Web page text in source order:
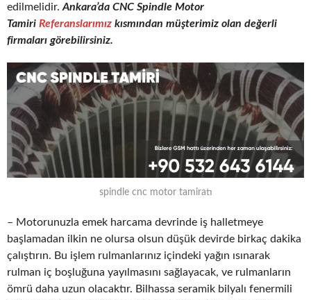
edilmelidir. Ankara’da CNC Spindle Motor
Tamiri Referanslarımız kısmından müşterimiz olan değerli
firmaları görebilirsiniz.
spindle cnc motor tamiratı
– Motorunuzla emek harcama devrinde iş halletmeye
başlamadan ilkin ne olursa olsun düşük devirde birkaç dakika
çalıştırın. Bu işlem rulmanlarınız içindeki yağın ısınarak
rulman iç boşluğuna yayılmasını sağlayacak, ve rulmanların
ömrü daha uzun olacaktır. Bilhassa seramik bilyalı fenermili